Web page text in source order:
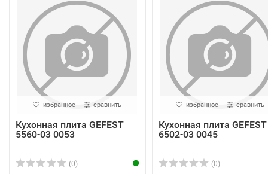
избранное сравнить
Кухонная плита GEFEST
5560-03 0053
(0)
избранное сравнить
Кухонная плита GEFEST
6502-03 0045
(0)